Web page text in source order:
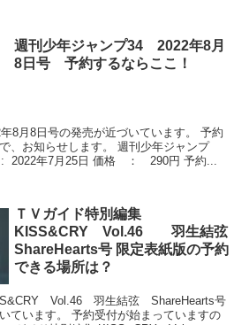
週刊少年ジャンプ34 2022年8月
8日号 予約するならここ！
8月8日号の発売が近づいています。 予約
、お知らせします。 週刊少年ジャンプ
2022年8月8日号 発売日 ‏ : ‎ 2022年7月25日 価格 ： 290円 予約...
ＴＶガイド特別編集
KISS&CRY Vol.46 羽生結弦
ShareHearts号 限定表紙版の予約
できる場所は？
Vol.46 羽生結弦 ShareHearts号
ています。 予約受付が始まっていますの